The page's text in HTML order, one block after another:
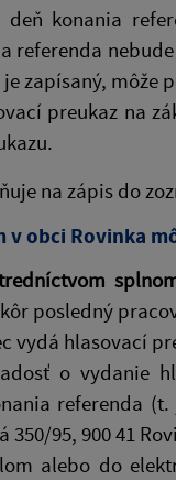
konania
referenda
zapísaný,
preukaz na
na zápis do
obci Rovinka
posledný
vydá hlasovací
o vydanie
referenda (t.
95, 900 41
alebo do